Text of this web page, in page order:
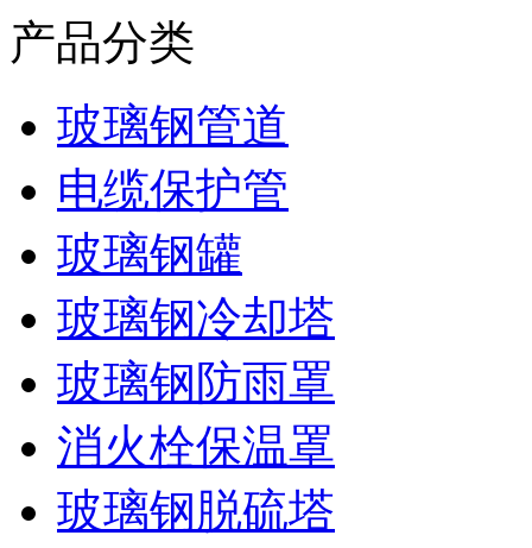
产品分类
玻璃钢管道
电缆保护管
玻璃钢罐
玻璃钢冷却塔
玻璃钢防雨罩
消火栓保温罩
玻璃钢脱硫塔